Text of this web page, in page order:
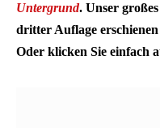
Untergrund. Unser
dritter Auflage
Oder klicken Sie einfach